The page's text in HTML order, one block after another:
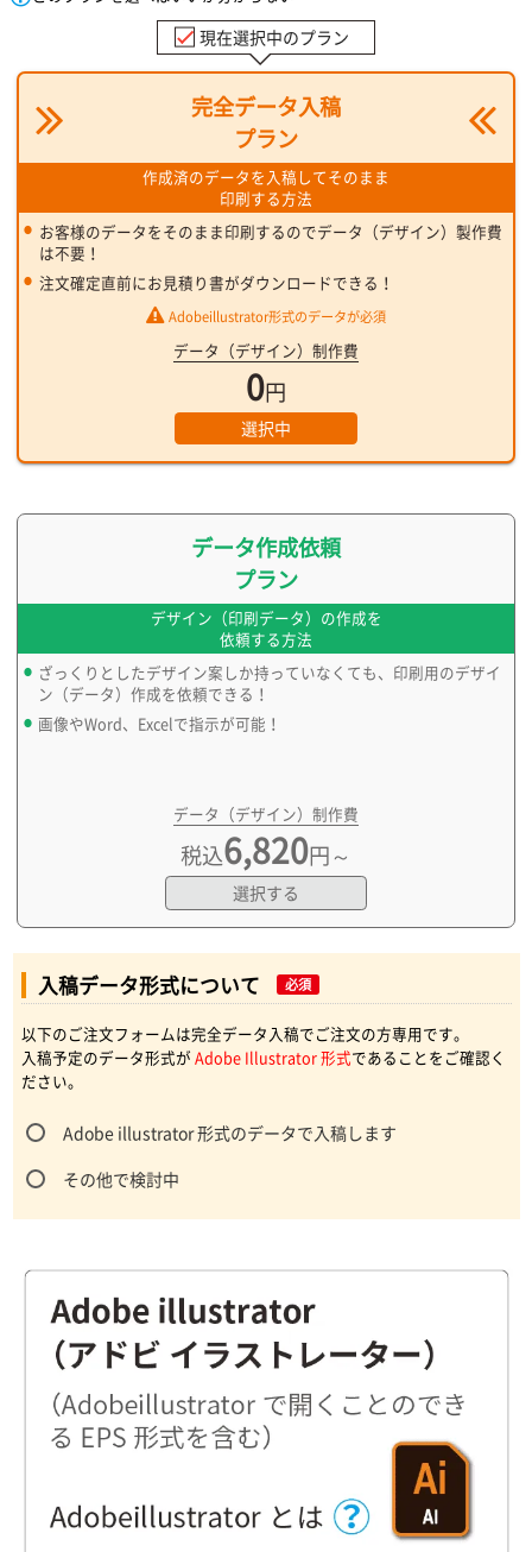
現在選択中のプラン
完全データ入稿
プラン
作成済のデータを入稿してそのまま
印刷する方法
お客様のデータをそのまま印刷するのでデータ（デザイン）製作費
は不要！
注文確定直前にお見積り書がダウンロードできる！
Adobeillustrator形式のデータが必須
データ（デザイン）制作費
0円
選択中
データ作成依頼
プラン
デザイン（印刷データ）の作成を
依頼する方法
ざっくりとしたデザイン案しか持っていなくても、印刷用のデザイ
ン（データ）作成を依頼できる！
画像やWord、Excelで指示が可能！
データ（デザイン）制作費
税込6,820円～
選択する
入稿データ形式について 必須
以下のご注文フォームは完全データ入稿でご注文の方専用です。
入稿予定のデータ形式が Adobe Illustrator 形式であることをご確認く
ださい。
Adobe illustrator 形式のデータで入稿します
その他で検討中